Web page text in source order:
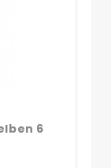
6